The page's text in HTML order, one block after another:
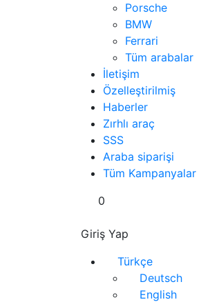
Porsche
BMW
Ferrari
Tüm arabalar
İletişim
Özelleştirilmiş
Haberler
Zırhlı araç
SSS
Araba siparişi
Tüm Kampanyalar
0
Giriş Yap
Türkçe
Deutsch
English